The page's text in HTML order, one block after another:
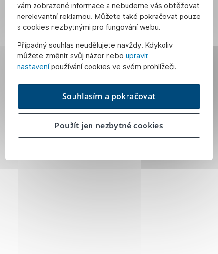
vám zobrazené informace a nebudeme vás obtěžovat
nerelevantní reklamou. Můžete také pokračovat pouze
s cookies nezbytnými pro fungování webu.
Případný souhlas neudělujete navždy. Kdykoliv
můžete změnit svůj názor nebo upravit
nastavenípoužívání cookies ve svém prohlížeči.
Souhlasím a pokračovat
Použít jen nezbytné cookies